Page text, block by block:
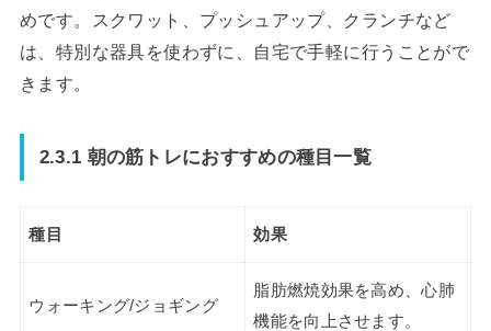
めです。スクワット、プッシュアップ、クランチなど
は、特別な器具を使わずに、自宅で手軽に行うことがで
きます。
2.3.1 朝の筋トレにおすすめの種目一覧
種目 効果
ウォーキング/ジョギング
脂肪燃焼効果を高め、心肺
機能を向上させます。